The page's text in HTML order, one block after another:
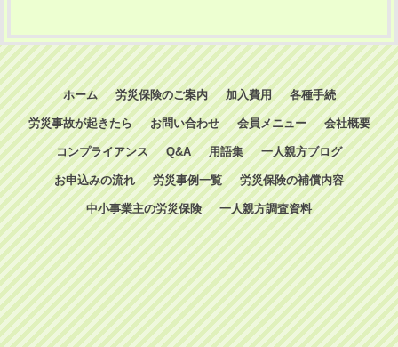
ホーム 労災保険のご案内 加入費用 各種手続
労災事故が起きたら お問い合わせ 会員メニュー 会社概要
コンプライアンス Q&A 用語集 一人親方ブログ
お申込みの流れ 労災事例一覧 労災保険の補償内容
中小事業主の労災保険 一人親方調査資料